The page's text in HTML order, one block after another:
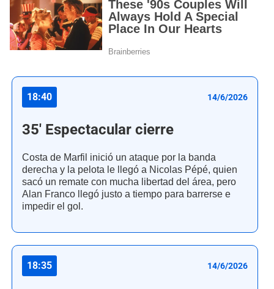
18:40 14/6/2026
35' Espectacular cierre
Costa de Marfil inició un ataque por la banda
derecha y la pelota le llegó a Nicolas Pépé, quien
sacó un remate con mucha libertad del área, pero
Alan Franco llegó justo a tiempo para barrerse e
impedir el gol.
18:35 14/6/2026